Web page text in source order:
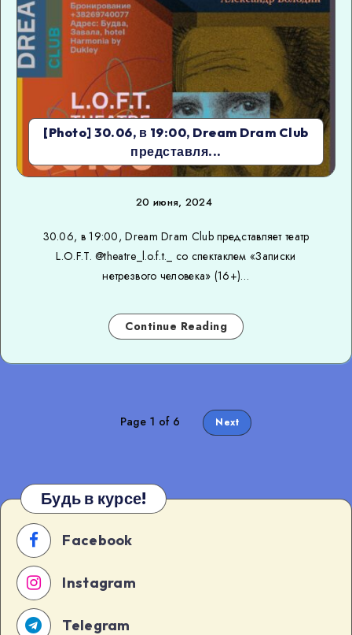
[Photo] 30.06, в 19:00, Dream Dram Club
представля...
20 июня, 2024
30.06, в 19:00, Dream Dram Club представляет театр
L.O.F.T. @theatre_l.o.f.t._ со спектаклем «Записки
нетрезвого человека» (16+)…
Continue Reading
Page 1 of 6 Next
Будь в курсе!
Facebook
Instagram
Telegram